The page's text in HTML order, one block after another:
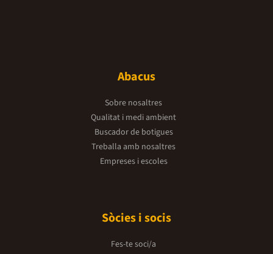
Abacus
Sobre nosaltres
Qualitat i medi ambient
Buscador de botigues
Treballa amb nosaltres
Empreses i escoles
Sòcies i socis
Fes-te soci/a